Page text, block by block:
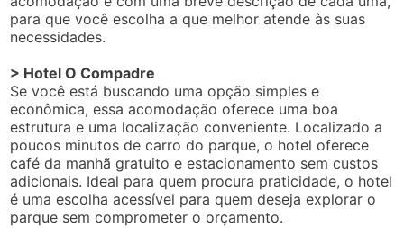
para que você escolha a que melhor atende às suas
necessidades.
> Hotel O Compadre
Se você está buscando uma opção simples e
econômica, essa acomodação oferece uma boa
estrutura e uma localização conveniente. Localizado a
poucos minutos de carro do parque, o hotel oferece
café da manhã gratuito e estacionamento sem custos
adicionais. Ideal para quem procura praticidade, o hotel
é uma escolha acessível para quem deseja explorar o
parque sem comprometer o orçamento.